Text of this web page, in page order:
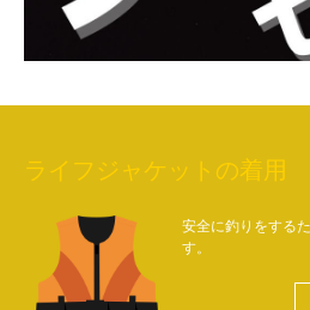
ライフジャケットの着用
安全に釣りをする
す。